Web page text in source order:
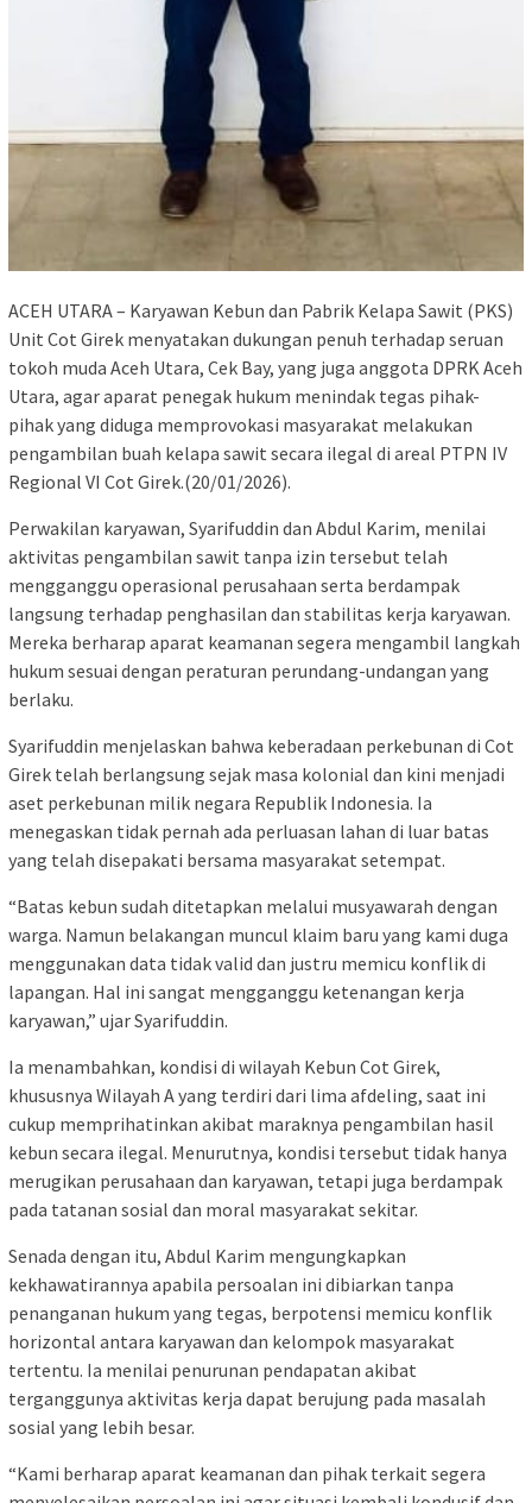
ACEH UTARA – Karyawan Kebun dan Pabrik Kelapa Sawit (PKS)
Unit Cot Girek menyatakan dukungan penuh terhadap seruan
tokoh muda Aceh Utara, Cek Bay, yang juga anggota DPRK Aceh
Utara, agar aparat penegak hukum menindak tegas pihak-
pihak yang diduga memprovokasi masyarakat melakukan
pengambilan buah kelapa sawit secara ilegal di areal PTPN IV
Regional VI Cot Girek.(20/01/2026).
Perwakilan karyawan, Syarifuddin dan Abdul Karim, menilai
aktivitas pengambilan sawit tanpa izin tersebut telah
mengganggu operasional perusahaan serta berdampak
langsung terhadap penghasilan dan stabilitas kerja karyawan.
Mereka berharap aparat keamanan segera mengambil langkah
hukum sesuai dengan peraturan perundang-undangan yang
berlaku.
Syarifuddin menjelaskan bahwa keberadaan perkebunan di Cot
Girek telah berlangsung sejak masa kolonial dan kini menjadi
aset perkebunan milik negara Republik Indonesia. Ia
menegaskan tidak pernah ada perluasan lahan di luar batas
yang telah disepakati bersama masyarakat setempat.
“Batas kebun sudah ditetapkan melalui musyawarah dengan
warga. Namun belakangan muncul klaim baru yang kami duga
menggunakan data tidak valid dan justru memicu konflik di
lapangan. Hal ini sangat mengganggu ketenangan kerja
karyawan,” ujar Syarifuddin.
Ia menambahkan, kondisi di wilayah Kebun Cot Girek,
khususnya Wilayah A yang terdiri dari lima afdeling, saat ini
cukup memprihatinkan akibat maraknya pengambilan hasil
kebun secara ilegal. Menurutnya, kondisi tersebut tidak hanya
merugikan perusahaan dan karyawan, tetapi juga berdampak
pada tatanan sosial dan moral masyarakat sekitar.
Senada dengan itu, Abdul Karim mengungkapkan
kekhawatirannya apabila persoalan ini dibiarkan tanpa
penanganan hukum yang tegas, berpotensi memicu konflik
horizontal antara karyawan dan kelompok masyarakat
tertentu. Ia menilai penurunan pendapatan akibat
terganggunya aktivitas kerja dapat berujung pada masalah
sosial yang lebih besar.
“Kami berharap aparat keamanan dan pihak terkait segera